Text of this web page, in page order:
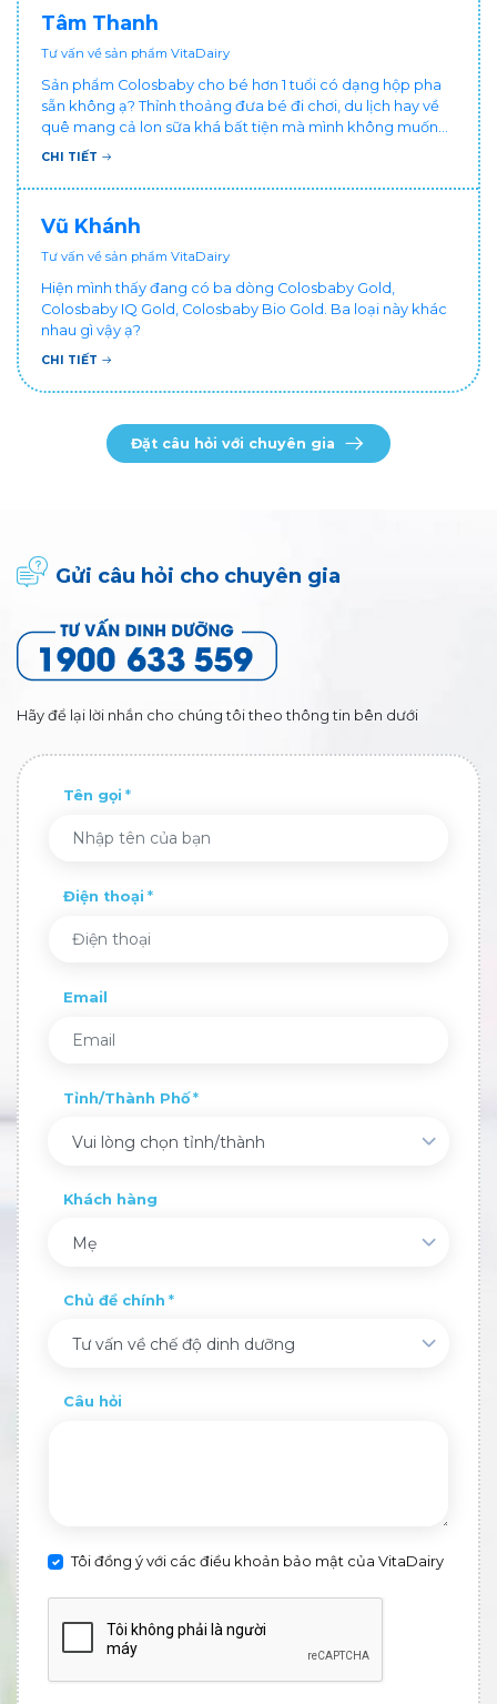
Tâm Thanh
Tư vấn về sản phẩm VitaDairy
Sản phẩm Colosbaby cho bé hơn 1 tuổi có dạng hộp pha
sẵn không ạ? Thỉnh thoảng đưa bé đi chơi, du lịch hay về
quê mang cả lon sữa khá bất tiện mà mình không muốn
đổi cho bé dùng sữa tươi hộp khác sợ bé nạ sữa ảnh
CHI TIẾT
Vũ Khánh
Tư vấn về sản phẩm VitaDairy
Hiện mình thấy đang có ba dòng Colosbaby Gold,
Colosbaby IQ Gold, Colosbaby Bio Gold. Ba loại này khác
nhau gì vậy ạ?
CHI TIẾT
Đặt câu hỏi với chuyên gia
Gửi câu hỏi cho chuyên gia
Hãy để lại lời nhắn cho chúng tôi theo thông tin bên dưới
Tên gọi
Điện thoại
Email
Tỉnh/Thành Phố
Vui lòng chọn tỉnh/thành
Khách hàng
Mẹ
Chủ đề chính
Tư vấn về chế độ dinh dưỡng
Câu hỏi
Tôi đồng ý với các điều khoản bảo mật của VitaDairy